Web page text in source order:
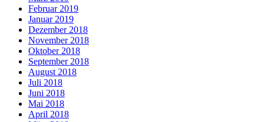
Februar 2019
Januar 2019
Dezember 2018
November 2018
Oktober 2018
September 2018
August 2018
Juli 2018
Juni 2018
Mai 2018
April 2018